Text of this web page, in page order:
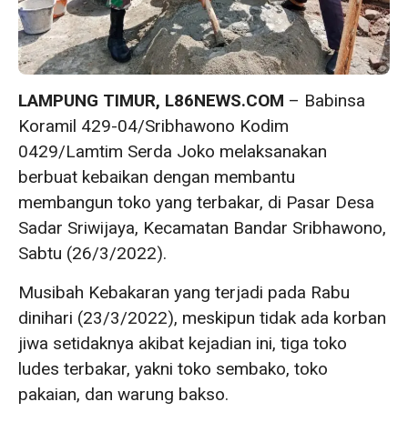
LAMPUNG TIMUR, L86NEWS.COM – Babinsa
Koramil 429-04/Sribhawono Kodim
0429/Lamtim Serda Joko melaksanakan
berbuat kebaikan dengan membantu
membangun toko yang terbakar, di Pasar Desa
Sadar Sriwijaya, Kecamatan Bandar Sribhawono,
Sabtu (26/3/2022).
Musibah Kebakaran yang terjadi pada Rabu
dinihari (23/3/2022), meskipun tidak ada korban
jiwa setidaknya akibat kejadian ini, tiga toko
ludes terbakar, yakni toko sembako, toko
pakaian, dan warung bakso.